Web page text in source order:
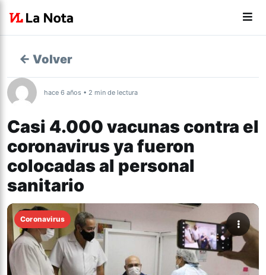
← Volver
hace 6 años • 2 min de lectura
Casi 4.000 vacunas contra el
coronavirus ya fueron
colocadas al personal
sanitario
Coronavirus